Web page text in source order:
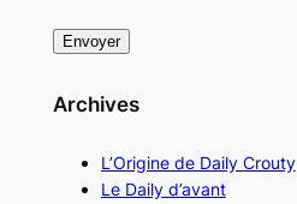
Archives
L’Origine de Daily Crouty
Le Daily d’avant